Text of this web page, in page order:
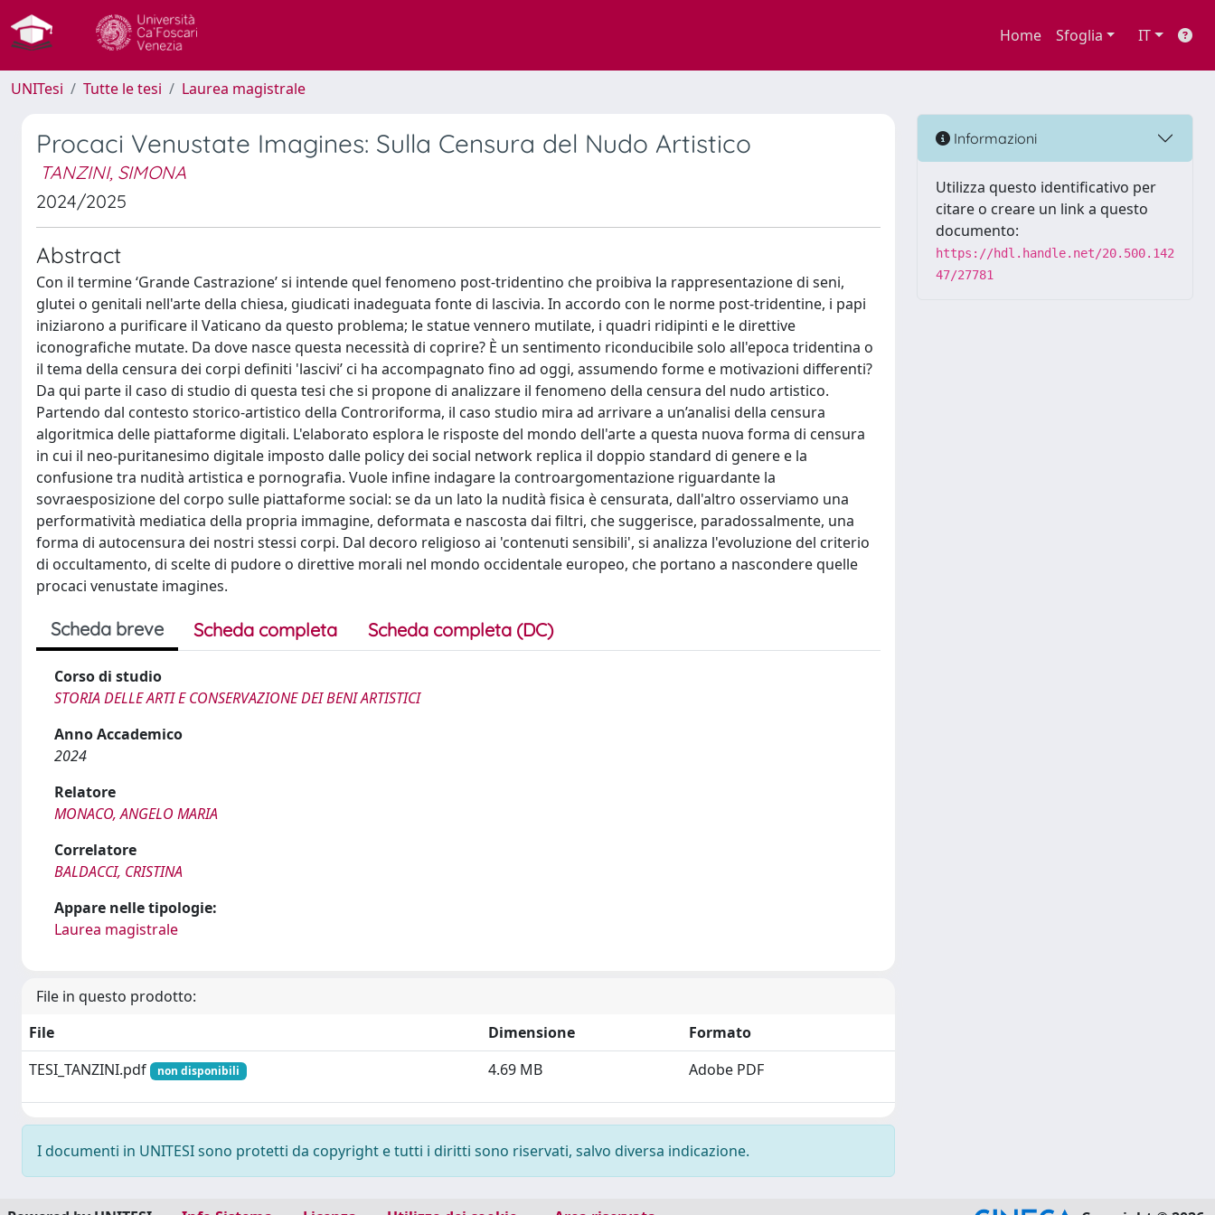
Home Sfoglia IT
UNITesi Tutte le tesi Laurea magistrale
Procaci Venustate Imagines: Sulla Censura del Nudo Artistico
TANZINI, SIMONA
2024/2025
Abstract
Con il termine ‘Grande Castrazione’ si intende quel fenomeno post-tridentino che proibiva la rappresentazione di seni,
glutei o genitali nell'arte della chiesa, giudicati inadeguata fonte di lascivia. In accordo con le norme post-tridentine, i papi
iniziarono a purificare il Vaticano da questo problema; le statue vennero mutilate, i quadri ridipinti e le direttive
iconografiche mutate. Da dove nasce questa necessità di coprire? È un sentimento riconducibile solo all'epoca tridentina o
il tema della censura dei corpi definiti 'lascivi’ ci ha accompagnato fino ad oggi, assumendo forme e motivazioni differenti?
Da qui parte il caso di studio di questa tesi che si propone di analizzare il fenomeno della censura del nudo artistico.
Partendo dal contesto storico-artistico della Controriforma, il caso studio mira ad arrivare a un’analisi della censura
algoritmica delle piattaforme digitali. L'elaborato esplora le risposte del mondo dell'arte a questa nuova forma di censura
in cui il neo-puritanesimo digitale imposto dalle policy dei social network replica il doppio standard di genere e la
confusione tra nudità artistica e pornografia. Vuole infine indagare la controargomentazione riguardante la
sovraesposizione del corpo sulle piattaforme social: se da un lato la nudità fisica è censurata, dall'altro osserviamo una
performatività mediatica della propria immagine, deformata e nascosta dai filtri, che suggerisce, paradossalmente, una
forma di autocensura dei nostri stessi corpi. Dal decoro religioso ai 'contenuti sensibili', si analizza l'evoluzione del criterio
di occultamento, di scelte di pudore o direttive morali nel mondo occidentale europeo, che portano a nascondere quelle
procaci venustate imagines.
Scheda breve Scheda completa Scheda completa (DC)
Corso di studio
STORIA DELLE ARTI E CONSERVAZIONE DEI BENI ARTISTICI
Anno Accademico
2024
Relatore
MONACO, ANGELO MARIA
Correlatore
BALDACCI, CRISTINA
Appare nelle tipologie:
Laurea magistrale
File in questo prodotto:
File
Dimensione
Formato
TESI_TANZINI.pdf
non disponibili 4.69 MB Adobe PDF
I documenti in UNITESI sono protetti da copyright e tutti i diritti sono riservati, salvo diversa indicazione.
Informazioni
Utilizza questo identificativo per
citare o creare un link a questo
documento:
https://hdl.handle.net/20.500.142
47/27781